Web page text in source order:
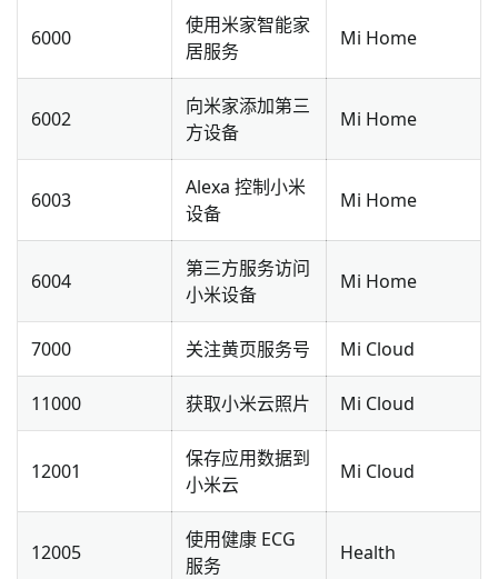
6000
使用米家智能家
居服务
Mi Home
6002
向米家添加第三
方设备
Mi Home
6003
Alexa 控制小米
设备
Mi Home
6004
第三方服务访问
小米设备
Mi Home
7000 关注黄页服务号 Mi Cloud
11000 获取小米云照片 Mi Cloud
12001
保存应用数据到
小米云
Mi Cloud
12005
使用健康 ECG
服务
Health